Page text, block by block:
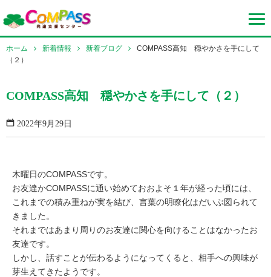
ホーム 新着情報 新着ブログ
COMPASS高知 穏やかさを手にして
（２）
COMPASS高知 穏やかさを手にして（２）
2022年9月29日
木曜日のCOMPASSです。
お友達かCOMPASSに通い始めておおよそ１年が経った頃には、
これまでの積み重ねが実を結び、言葉の明瞭化はだいぶ図られて
きました。
それまではあまり周りのお友達に関心を向けることはなかったお
友達です。
しかし、話すことが伝わるようになってくると、相手への興味が
芽生えてきたようです。